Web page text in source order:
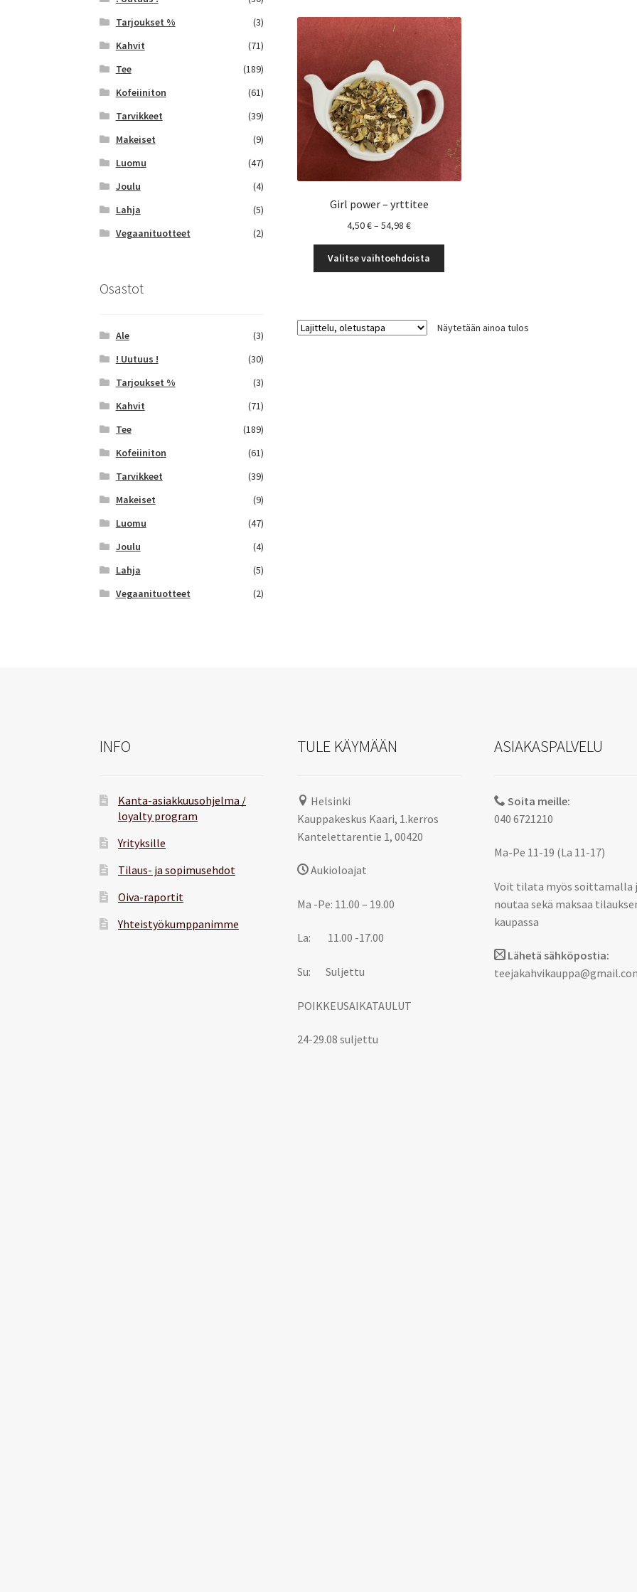
Girl power – yrttitee
4,50€–54,98€Hintaluokka:
-
54,98 €
Valitse vaihtoehdoista
Voit
Näytetään ainoa tulos
Tarjoukset %
(3)
Kahvit
(71)
Tee
(189)
Kofeiiniton
(61)
Tarvikkeet
(39)
Makeiset
(9)
Luomu
(47)
Joulu
(4)
Lahja
(5)
Vegaanituotteet
(2)
Osastot
Ale
(3)
! Uutuus !
(30)
Tarjoukset %
(3)
Kahvit
(71)
Tee
(189)
Kofeiiniton
(61)
Tarvikkeet
(39)
Makeiset
(9)
Luomu
(47)
Joulu
(4)
Lahja
(5)
Vegaanituotteet
(2)
INFO
Kanta-asiakkuusohjelma /
loyalty program
Yrityksille
Tilaus- ja sopimusehdot
Oiva-raportit
Yhteistyökumppanimme
TULE KÄYMÄÄN
Helsinki
Kauppakeskus Kaari, 1.kerros
Kantelettarentie 1, 00420
Aukioloajat
Ma -Pe: 11.00 – 19.00
La: 11.00 -17.00
Su: Suljettu
POIKKEUSAIKATAULUT
24-29.08 suljettu
ASIAKASPALVELU
Soita meille:
040 6721210
Ma-Pe 11-19 (La 11-17)
Voit tilata myös soittamalla
noutaa sekä maksaa
kaupassa
Lähetä sähköpostia: